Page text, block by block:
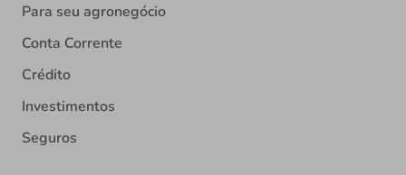
Para seu agronegócio
Conta Corrente
Crédito
Investimentos
Seguros